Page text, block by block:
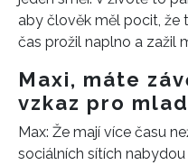
aby člověk měl pocit, že
čas prožil naplno a zažil
Maxi, máte
vzkaz pro
Max: Že mají více času
sociálních sítích